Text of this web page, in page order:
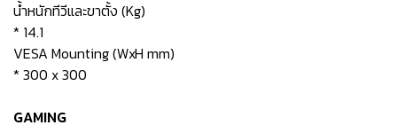
น้ำหนักทีวีและขาตั้ง (Kg)
* 14.1
VESA Mounting (WxH mm)
* 300 x 300
GAMING